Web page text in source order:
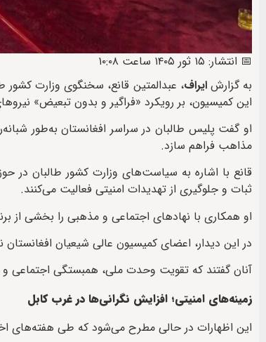
📅 انتشار: ۱۵ ثور ۱۴۰۵ ساعت ۱۰:۰۸
به گزارش ایراف، عبدالمتین قانع، سخنگوی وزارت
این کمیسیون، بر رویکرد «فراگیر و بدون تبعیض»
او گفت پلیس طالبان در سراسر افغانستان به‌طور
مذاهب فراهم سازد.
قانع با اشاره به سیاست‌های وزارت کشور طالبان در
ثبات و جلوگیری از تهدیدات امنیتی فعالیت می‌کنند.
او همکاری با نهادهای اجتماعی و مذهبی را بخشی از
در این دیدار، اعضای کمیسیون عالی شیعیان
آنان گفتند که تقویت وحدت ملی، همبستگی اجتماعی و
زمینه‌های امنیتی؛ افزایش نگرانی‌ها در غرب کابل
این اظهارات در حالی مطرح می‌شود که طی هفته‌های